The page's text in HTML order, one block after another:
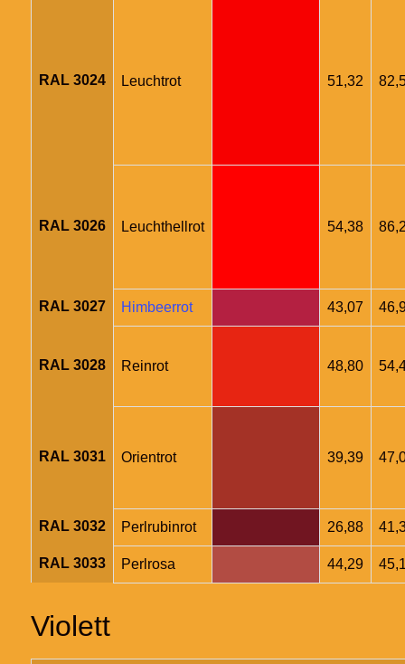
RAL 3024 Leuchtrot 51,32
RAL 3026 Leuchthellrot 54,38
RAL 3027 Himbeerrot 43,07
RAL 3028 Reinrot 48,80
RAL 3031 Orientrot 39,39
RAL 3032 Perlrubinrot 26,88
RAL 3033 Perlrosa 44,29
Violett